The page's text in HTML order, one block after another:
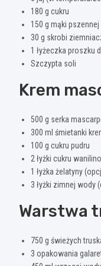
180 g cukru
150 g mąki pszennej
30 g skrobi
1 łyżeczka proszku
Szczypta soli
Krem
500 g serka
300 ml śmietanki
100 g cukru pudru
2 łyżki cukru
1 łyżka żelatyny
3 łyżki zimnej wody
Warstwa
750 g świeżych
3 opakowania